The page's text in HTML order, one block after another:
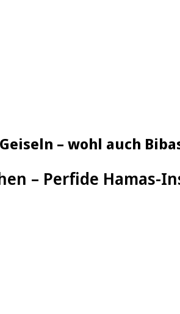
– wohl auch
– Perfide Hamas-